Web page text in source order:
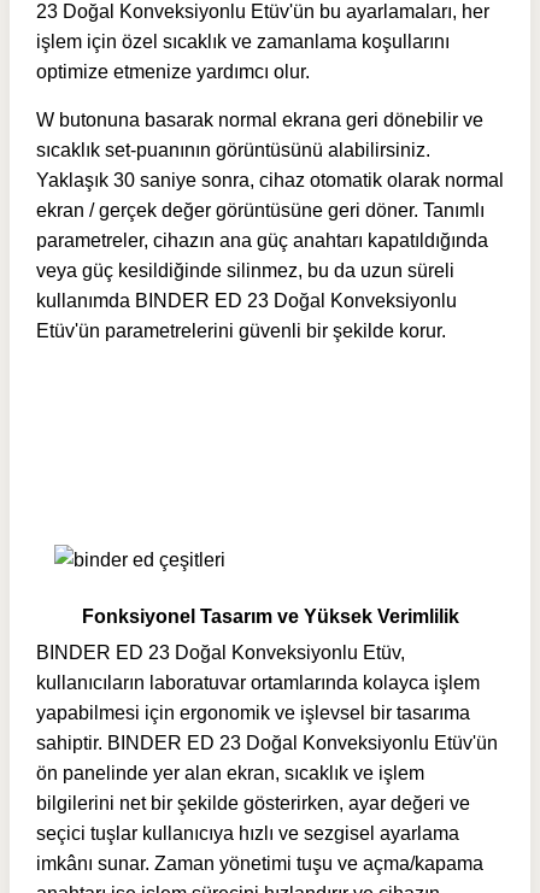
23 Doğal Konveksiyonlu Etüv'ün bu ayarlamaları, her
işlem için özel sıcaklık ve zamanlama koşullarını
optimize etmenize yardımcı olur.
W butonuna basarak normal ekrana geri dönebilir ve
sıcaklık set-puanının görüntüsünü alabilirsiniz.
Yaklaşık 30 saniye sonra, cihaz otomatik olarak normal
ekran / gerçek değer görüntüsüne geri döner. Tanımlı
parametreler, cihazın ana güç anahtarı kapatıldığında
veya güç kesildiğinde silinmez, bu da uzun süreli
kullanımda BINDER ED 23 Doğal Konveksiyonlu
Etüv'ün parametrelerini güvenli bir şekilde korur.
Fonksiyonel Tasarım ve Yüksek Verimlilik
BINDER ED 23 Doğal Konveksiyonlu Etüv,
kullanıcıların laboratuvar ortamlarında kolayca işlem
yapabilmesi için ergonomik ve işlevsel bir tasarıma
sahiptir. BINDER ED 23 Doğal Konveksiyonlu Etüv'ün
ön panelinde yer alan ekran, sıcaklık ve işlem
bilgilerini net bir şekilde gösterirken, ayar değeri ve
seçici tuşlar kullanıcıya hızlı ve sezgisel ayarlama
imkânı sunar. Zaman yönetimi tuşu ve açma/kapama